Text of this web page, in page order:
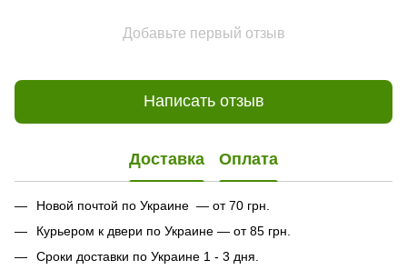
Добавьте первый отзыв
Написать отзыв
Доставка Оплата
Новой почтой по Украине — от 70 грн.
Курьером к двери по Украине — от 85 грн.
Сроки доставки по Украине 1 - 3 дня.